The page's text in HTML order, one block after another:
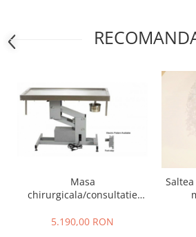
Masa
chirurgicala/consultatie
5.190,00 RON